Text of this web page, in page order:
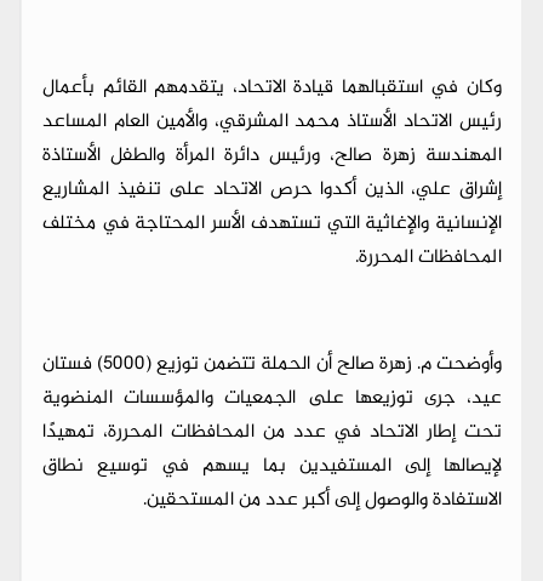
وكان في استقبالهما قيادة الاتحاد، يتقدمهم القائم بأعمال
رئيس الاتحاد الأستاذ محمد المشرقي، والأمين العام المساعد
المهندسة زهرة صالح، ورئيس دائرة المرأة والطفل الأستاذة
إشراق علي، الذين أكدوا حرص الاتحاد على تنفيذ المشاريع
الإنسانية والإغاثية التي تستهدف الأسر المحتاجة في مختلف
المحافظات المحررة.
وأوضحت م. زهرة صالح أن الحملة تتضمن توزيع (5000) فستان
عيد، جرى توزيعها على الجمعيات والمؤسسات المنضوية
تحت إطار الاتحاد في عدد من المحافظات المحررة، تمهيدًا
لإيصالها إلى المستفيدين بما يسهم في توسيع نطاق
الاستفادة والوصول إلى أكبر عدد من المستحقين.